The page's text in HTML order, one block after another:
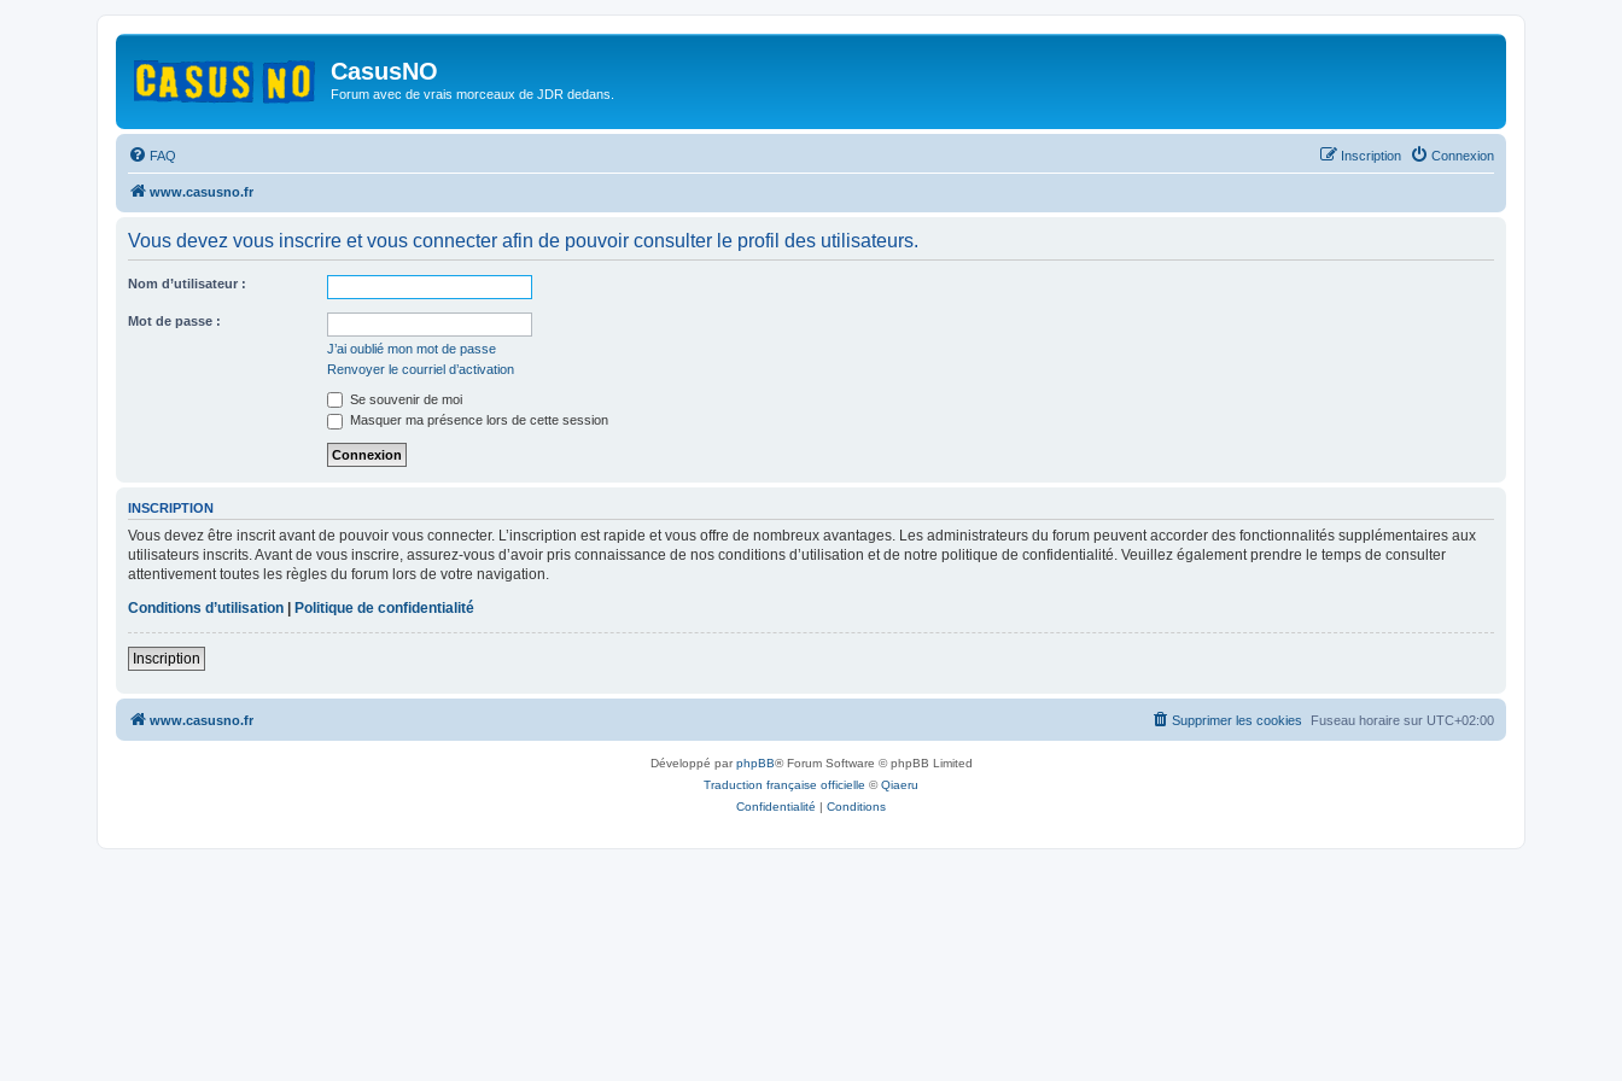
CasusNO
Forum avec de vrais morceaux de JDR dedans.
FAQ Connexion
Inscription
www.casusno.fr
Vous devez vous inscrire et vous connecter afin de pouvoir consulter le profil des utilisateurs.
Nom d’utilisateur :
Mot de passe :
J’ai oublié mon mot de passe
Renvoyer le courriel d’activation
Se souvenir de moi
Masquer ma présence lors de cette session
INSCRIPTION
Vous devez être inscrit avant de pouvoir vous connecter. L’inscription est rapide et vous offre de nombreux avantages. Les administrateurs du forum peuvent accorder des fonctionnalités supplémentaires aux
utilisateurs inscrits. Avant de vous inscrire, assurez-vous d’avoir pris connaissance de nos conditions d’utilisation et de notre politique de confidentialité. Veuillez également prendre le temps de consulter
attentivement toutes les règles du forum lors de votre navigation.
Conditions d’utilisation
Politique de confidentialité
Inscription
www.casusno.fr Fuseau horaire sur UTC+02:00
Supprimer les cookies
Développé parphpBB® Forum Software © phpBB Limited
Traduction française officielle ©Qiaeru
Confidentialité | Conditions